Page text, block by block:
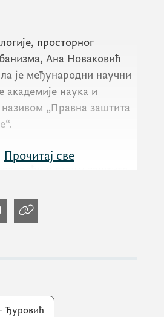
просторног
Ана Новаковић
је међународни научни
академије наука и
„Правна заштита
да Црна Гора има
у овој области,
у пракси.
Прочитај све
Ђуровић